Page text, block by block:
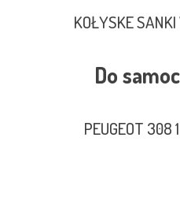
KOŁYSKE
Do
PEUGEOT 308